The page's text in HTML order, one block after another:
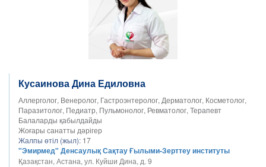
Кусаинова Дина Едиловна
Аллерголог, Венеролог, Гастроэнтеролог, Дерматолог, Косметолог,
Паразитолог, Педиатр, Пульмонолог, Ревматолог, Терапевт
Балаларды қабылдайды
Жоғары санатты дәрігер
Жалпы өтіл (жыл): 17
"Эмирмед" Денсаулық Сақтау Ғылыми-Зерттеу институты
Қазақстан, Астана, ул. Куйши Дина, д. 9